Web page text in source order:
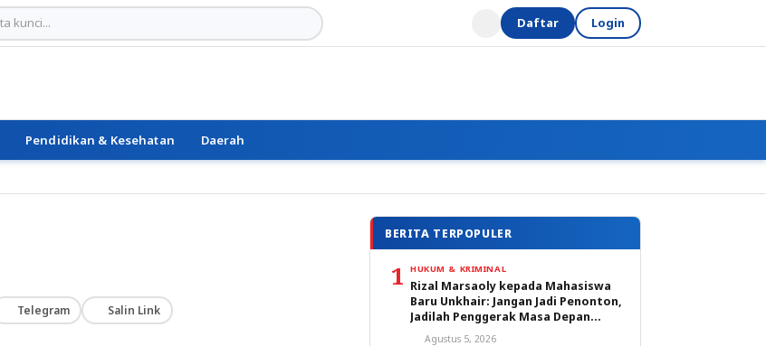
Daftar Login
Pendidikan & Kesehatan Daerah
Telegram Salin Link
BERITA TERPOPULER
1 HUKUM & KRIMINAL
Rizal Marsaoly kepada Mahasiswa
Baru Unkhair: Jangan Jadi Penonton,
Jadilah Penggerak Masa Depan
Ternate dan Maluku Utara
Agustus 5, 2026